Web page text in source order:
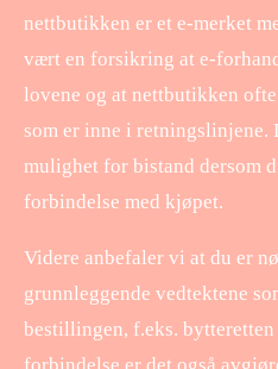
nettbutikken er et e-merket
vært en forsikring at e-
lovene og at nettbutikken
som er inne i retningslinjene.
mulighet for bistand dersom
forbindelse med kjøpet.
Videre anbefaler vi at du er
grunnleggende vedtektene
bestillingen, f.eks.
forbindelse er det også